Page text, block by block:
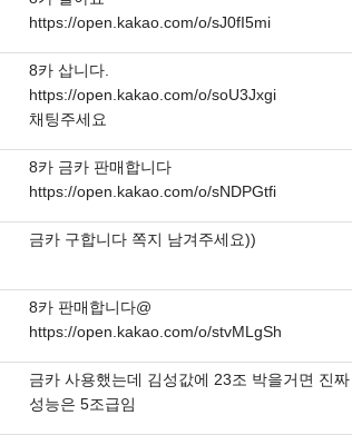
https://open.kakao.com/o/sJ0fI5mi
8카 삽니다.
https://open.kakao.com/o/soU3Jxgi
채팅주세요
8카 금카 판매합니다
https://open.kakao.com/o/sNDPGtfi
금카 구합니다 쪽지 남겨주세요))
8카 판매합니다@
https://open.kakao.com/o/stvMLgSh
금카 사용했는데 김성값에 23조 박을거면 진
성능은 5조급임